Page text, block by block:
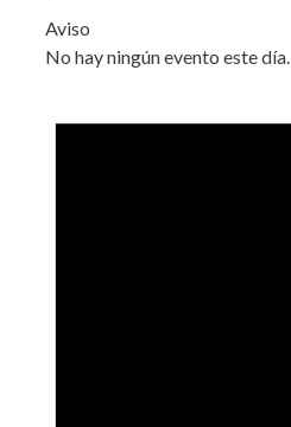
Aviso
No hay ningún evento este día.